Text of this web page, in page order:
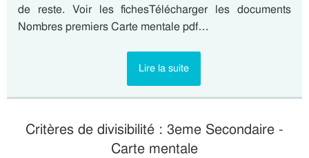
de reste. Voir les fichesTélécharger les documents
Nombres premiers Carte mentale pdf…
Lire la suite
Critères de divisibilité : 3eme Secondaire -
Carte mentale